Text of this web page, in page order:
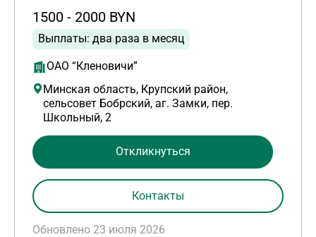
1500 - 2000 BYN
Выплаты: два раза в месяц
ОАО “Кленовичи”
Минская область, Крупский район,
сельсовет Бобрский, аг. Замки, пер.
Школьный, 2
Обновлено 23 июля 2026
Откликнуться
Контакты